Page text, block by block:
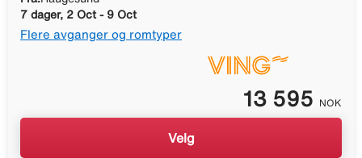
7 dager, 2 Oct - 9 Oct
Flere avganger og romtyper
13 595 NOK
Velg